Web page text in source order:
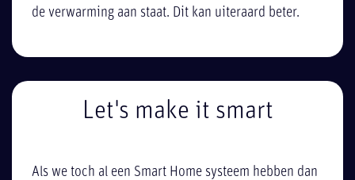
de verwarming aan staat. Dit kan uiteraard beter.
Let's make it smart
Als we toch al een Smart Home systeem hebben dan